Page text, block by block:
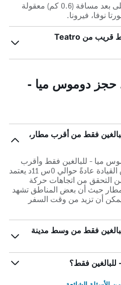
دوموس ميا - للبالغين فقط على بعد مسافة (0.6 كم) معقولة
نوفا، فيرونا.
هل دوموس ميا - للبالغين فقط قريب من Teatro
حجز دوموس ميا -
فقط من أقرب مطار،
كم بين دوموس ميا - للبالغين فقط وأقرب
مطار، مطار Verona، تستغرق القيادة عادةً حوالي 0س 11د يعتمد
التحقق من اتجاهات حركة
حيث أن بعض المناطق تشهد
أن تزيد من وقت السفر
فقط من وسط مدينة
فقط؟